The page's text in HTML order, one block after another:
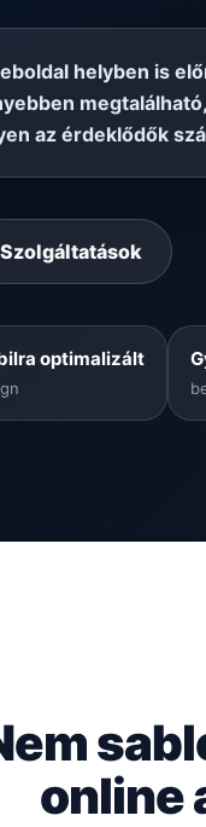
helyben is
az érdeklődők
Szolgáltatások
optimalizált
online